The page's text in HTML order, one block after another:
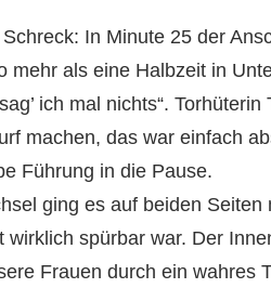
In Minute 25 der
mehr als eine Halbzeit in
ich mal nichts“.
machen, das war einfach
Führung in die Pause.
ging es auf beiden
wirklich spürbar war. Der
Frauen durch ein wahres